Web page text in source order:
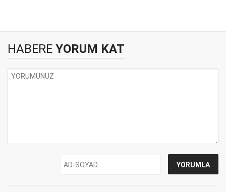
HABERE YORUM KAT